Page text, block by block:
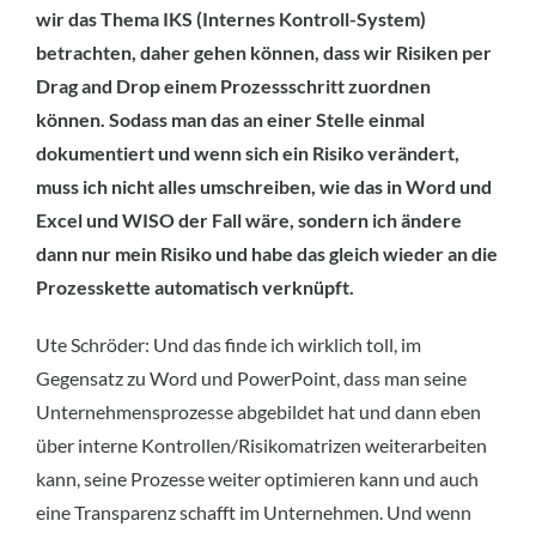
wir das Thema IKS (Internes Kontroll-System)
betrachten, daher gehen können, dass wir Risiken per
Drag and Drop einem Prozessschritt zuordnen
können. Sodass man das an einer Stelle einmal
dokumentiert und wenn sich ein Risiko verändert,
muss ich nicht alles umschreiben, wie das in Word und
Excel und WISO der Fall wäre, sondern ich ändere
dann nur mein Risiko und habe das gleich wieder an die
Prozesskette automatisch verknüpft.
Ute Schröder: Und das finde ich wirklich toll, im
Gegensatz zu Word und PowerPoint, dass man seine
Unternehmensprozesse abgebildet hat und dann eben
über interne Kontrollen/Risikomatrizen weiterarbeiten
kann, seine Prozesse weiter optimieren kann und auch
eine Transparenz schafft im Unternehmen. Und wenn